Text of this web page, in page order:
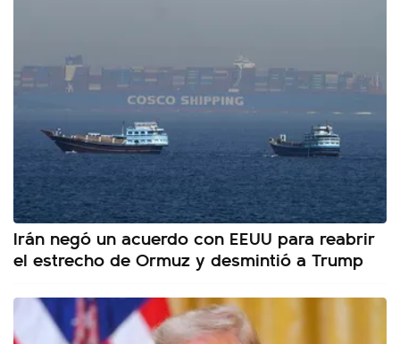
Irán negó un acuerdo con EEUU para reabrir
el estrecho de Ormuz y desmintió a Trump